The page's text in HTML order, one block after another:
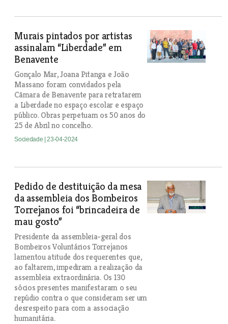
Murais pintados por artistas
assinalam “Liberdade” em
Benavente
Gonçalo Mar, Joana Pitanga e João
Massano foram convidados pela
Câmara de Benavente para retratarem
a Liberdade no espaço escolar e espaço
público. Obras perpetuam os 50 anos do
25 de Abril no concelho.
Sociedade | 23-04-2024
Pedido de destituição da mesa
da assembleia dos Bombeiros
Torrejanos foi “brincadeira de
mau gosto”
Presidente da assembleia-geral dos
Bombeiros Voluntários Torrejanos
lamentou atitude dos requerentes que,
ao faltarem, impediram a realização da
assembleia extraordinária. Os 130
sócios presentes manifestaram o seu
repúdio contra o que consideram ser um
desrespeito para com a associação
humanitária.